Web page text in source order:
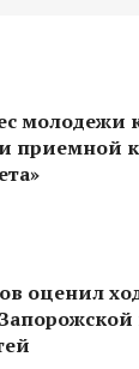
молодежи
приемной
оценил